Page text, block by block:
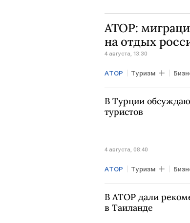
АТОР:
на отдых
4 августа, 13:30
АТОР Туризм
СЕВЕРНАЯ АФРИКА
В Турции
туристов
4 августа, 08:40
АТОР Туризм
В АТОР дали
в Таиланде